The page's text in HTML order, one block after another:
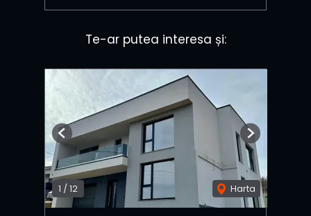
Te-ar putea interesa și:
1 /12 Harta
Previous Next